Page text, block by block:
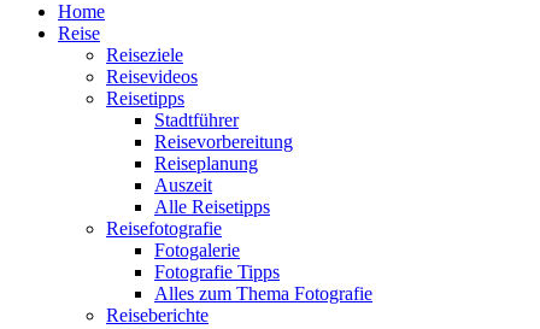
Home
Reise
Reiseziele
Reisevideos
Reisetipps
Stadtführer
Reisevorbereitung
Reiseplanung
Auszeit
Alle Reisetipps
Reisefotografie
Fotogalerie
Fotografie Tipps
Alles zum Thema Fotografie
Reiseberichte